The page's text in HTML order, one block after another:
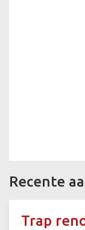
Recente
Trap